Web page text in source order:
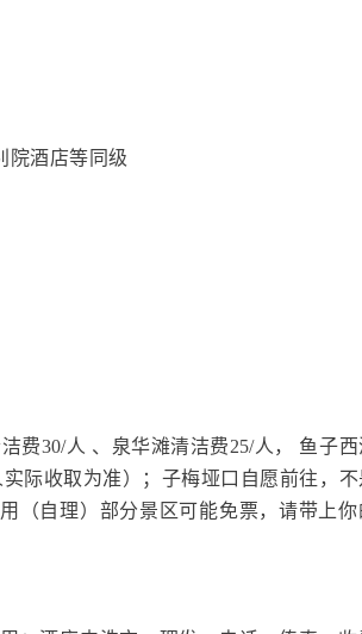
院酒店等同级
费30/人 、泉华滩清洁费25/人， 鱼子西
际收取为准）；子梅垭口自愿前往，
（自理）部分景区可能免票，请带上你